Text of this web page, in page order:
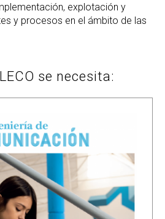
explotación y
y procesos en el ámbito de las
se necesita: